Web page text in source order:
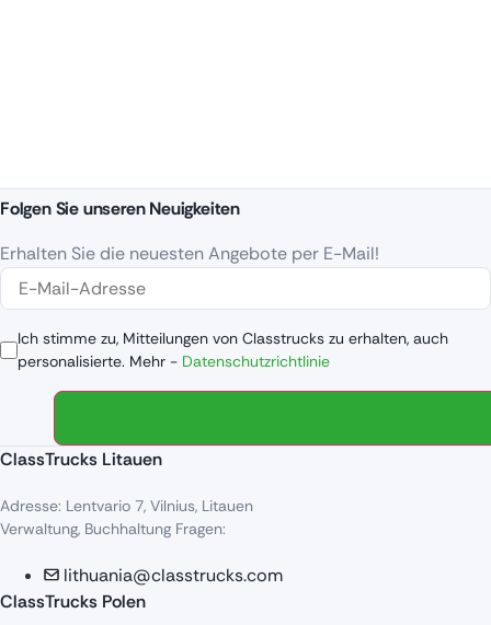
Folgen Sie unseren Neuigkeiten
Erhalten Sie die neuesten Angebote per E-Mail!
Ich stimme zu, Mitteilungen von Classtrucks zu erhalten, auch
personalisierte. Mehr - Datenschutzrichtlinie
ClassTrucks Litauen
Adresse: Lentvario 7, Vilnius, Litauen
Verwaltung, Buchhaltung Fragen:
lithuania@classtrucks.com
ClassTrucks Polen